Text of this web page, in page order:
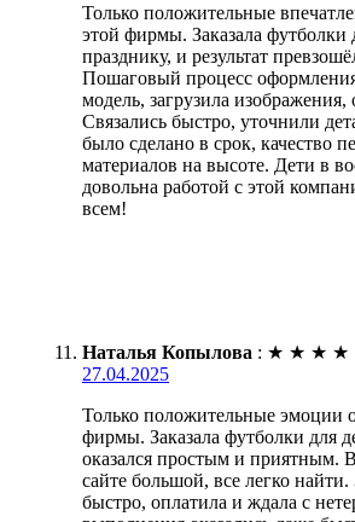
Только положительные
этой фирмы. Заказала футболки
празднику, и результат
Пошаговый процесс
модель, загрузила изображения,
Связались быстро, уточнили
было сделано в срок, качество
материалов на высоте. Дети в
довольна работой с этой
всем!
Наталья Копылова : ★ ★ ★ ★
27.04.2025
Только положительные эмоции
фирмы. Заказала футболки для
оказался простым и приятным.
сайте большой, все легко
быстро, оплатила и ждала с